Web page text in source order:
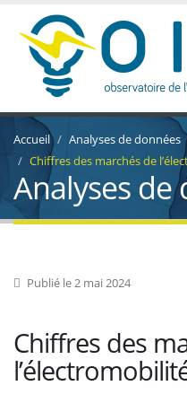
Accueil
Analyses de données
Chiffres des marchés de
Analyses de
Publié le 2 mai 2024
Chiffres des